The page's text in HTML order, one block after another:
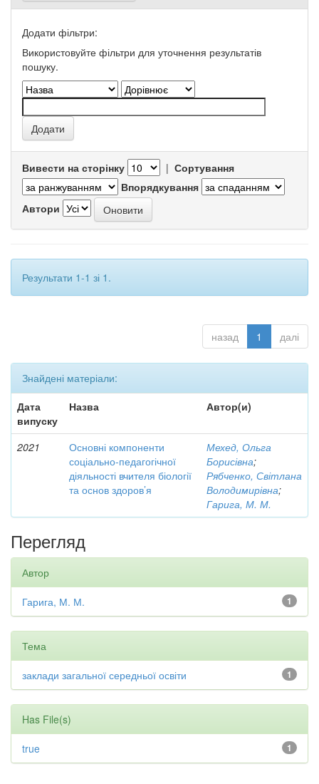
Додати фільтри:
Використовуйте фільтри для уточнення результатів
пошуку.
Вивести на сторінку | Сортування
Впорядкування
Автори
Результати 1-1 зі 1.
назад 1 далі
Знайдені матеріали:
Дата
випуску
Назва Автор(и)
2021
Основні компоненти
соціально-педагогічної
діяльності вчителя біології
та основ здоров’я
Мехед, Ольга
Борисівна;
Рябченко, Світлана
Володимирівна;
Гарига, М. М.
Перегляд
Автор
1
Гарига, М. М.
Тема
1
заклади загальної середньої освіти
Has File(s)
1
true